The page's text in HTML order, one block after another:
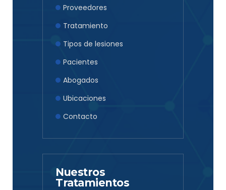
Proveedores
Tratamiento
Tipos de lesiones
Pacientes
Abogados
Ubicaciones
Contacto
Nuestros
Tratamientos